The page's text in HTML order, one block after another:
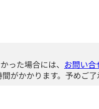
った場合には、 お問い合
がかかります。予めご了